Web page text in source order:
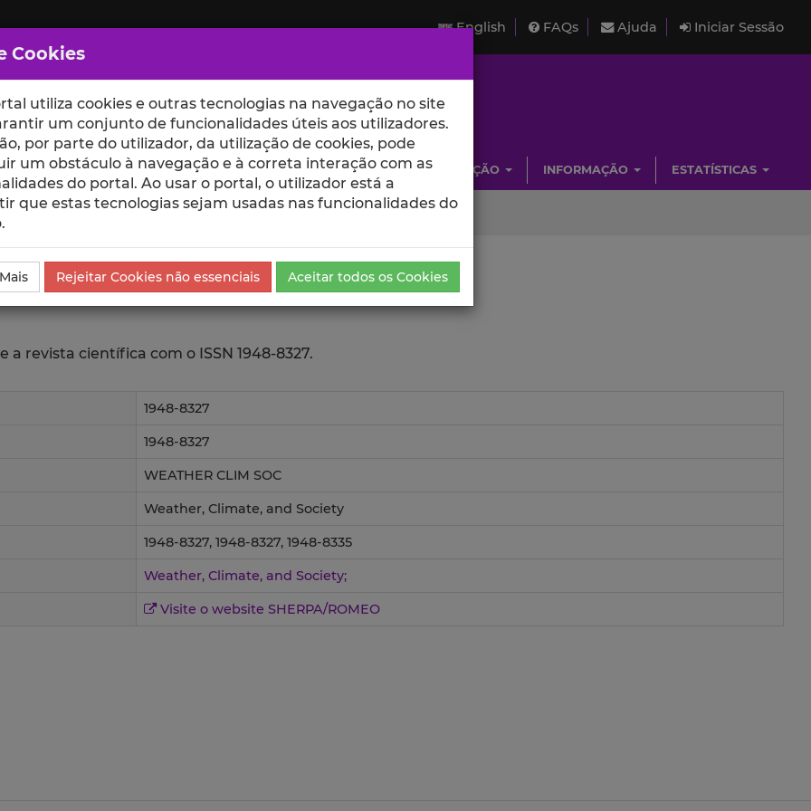
English FAQs Ajuda Iniciar Sessão
ESCOLAS UNIDADES INVESTIGAÇÃO INFORMAÇÃO ESTATÍSTICAS
revista científica com o ISSN 1948-8327.
1948-8327
1948-8327
WEATHER CLIM SOC
Weather, Climate, and Society
1948-8327, 1948-8327, 1948-8335
Weather, Climate, and Society;
Visite o website SHERPA/ROMEO
Cookies
utiliza cookies e outras tecnologias na navegação no site
um conjunto de funcionalidades úteis aos utilizadores.
por parte do utilizador, da utilização de cookies, pode
um obstáculo à navegação e à correta interação com as
do portal. Ao usar o portal, o utilizador está a
que estas tecnologias sejam usadas nas funcionalidades do
Rejeitar Cookies não essenciais Aceitar todos os Cookies